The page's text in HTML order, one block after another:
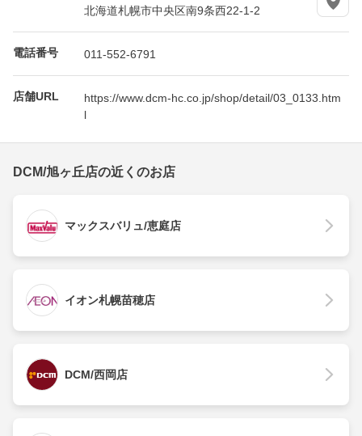
北海道札幌市中央区南9条西22-1-2
電話番号 011-552-6791
店舗URL
https://www.dcm-hc.co.jp/shop/detail/03_0133.htm
l
DCM/旭ヶ丘店の近くのお店
マックスバリュ/恵庭店
イオン札幌苗穂店
DCM/西岡店